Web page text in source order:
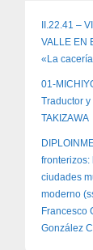
II.22.41 –
VALLE EN
«La
01-
Traductor y
TAKIZAWA
fronterizos:
ciudades
moderno
Francesco
González